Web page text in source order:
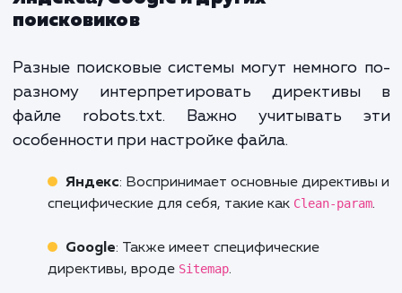
Синтаксические ошибки
неправильному чтению файла роботами.
Блокировка важного контента: Если
случайно заблокировать важные страницы,
может негативно сказаться на
регулярный контроль файла может
избежать этих ошибок.